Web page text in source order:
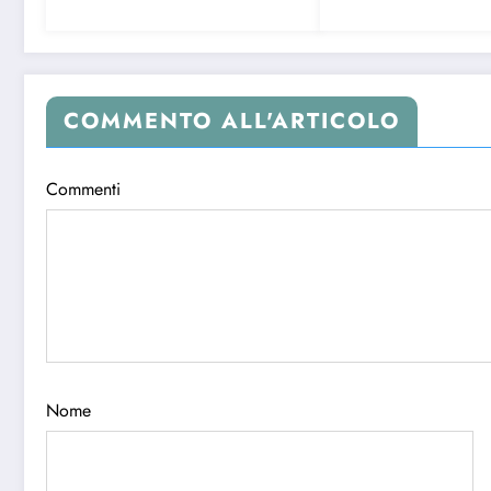
COMMENTO ALL'ARTICOLO
Commenti
Nome